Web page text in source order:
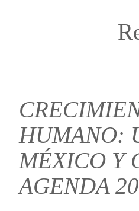
HUMANO:
MÉXICO Y
AGENDA